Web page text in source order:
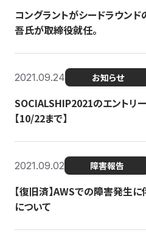
コングラントがシードラウン
吾氏が取締役就任。
2021.09.24 お知らせ
SOCIALSHIP2021のエントリ
【10/22まで】
2021.09.02 障害報告
【復旧済】AWSでの障害発生
について